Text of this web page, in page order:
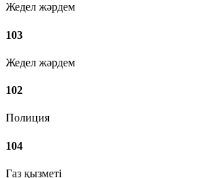
Жедел жәрдем
103
Жедел жәрдем
102
Полиция
104
Газ қызметі